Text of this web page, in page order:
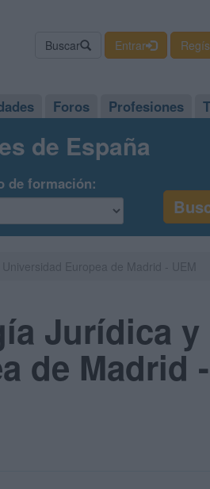
Buscar Entrar
Foros Profesiones
de España
de formación:
Jurídica y
de Madrid -